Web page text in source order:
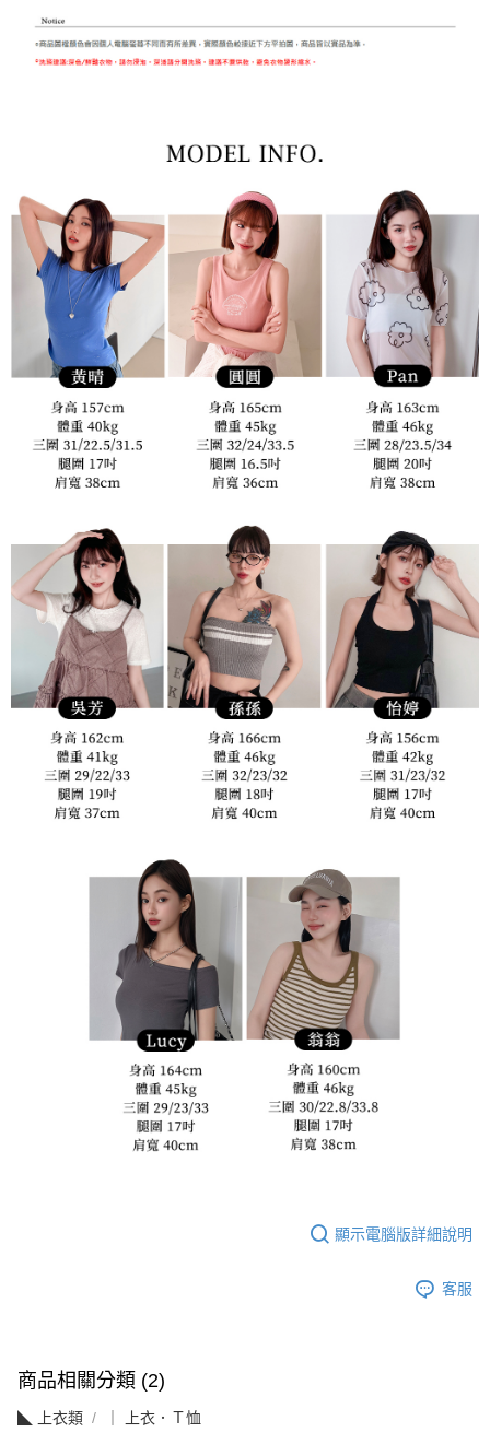
顯示電腦版詳細說明
客服
商品相關分類 (2)
◣ 上衣類 ｜ 上衣．Ｔ恤